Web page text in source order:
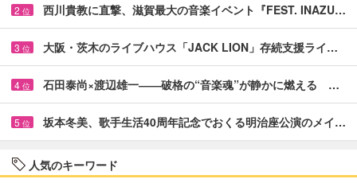
2 位 西川貴教に直撃、滋賀最大の音楽イベント『FEST. INAZU…
3 位 大阪・茨木のライブハウス「JACK LION」存続支援ライ…
4 位 石田泰尚×渡辺雄一――破格の“音楽魂”が静かに燃える …
5 位 坂本冬美、歌手生活40周年記念でおくる明治座公演のメイ…
人気のキーワード